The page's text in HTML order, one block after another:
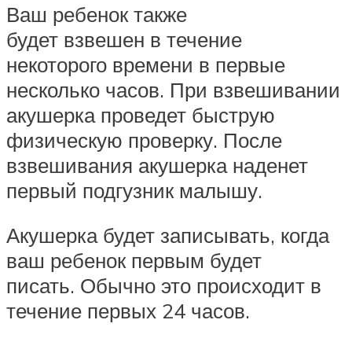
Ваш ребенок также
будет взвешен в течение
некоторого времени в первые
несколько часов. При взвешивании
акушерка проведет быструю
физическую проверку. После
взвешивания акушерка наденет
первый подгузник малышу.
Акушерка будет записывать, когда
ваш ребенок первым будет
писать. Обычно это происходит в
течение первых 24 часов.